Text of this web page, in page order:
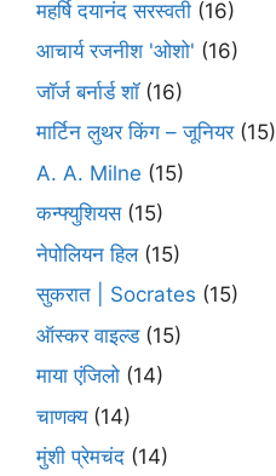
महर्षि दयानंद सरस्वती (16)
आचार्य रजनीश 'ओशो' (16)
जॉर्ज बर्नार्ड शॉ(16)
मार्टिन लुथर किंग – जूनियर(15)
A. A. Milne (15)
कन्फ्युशियस(15)
नेपोलियन हिल(15)
सुकरात | Socrates (15)
ऑस्कर वाइल्ड(15)
माया एंजिलो (14)
चाणक्य(14)
मुंशी प्रेमचंद (14)